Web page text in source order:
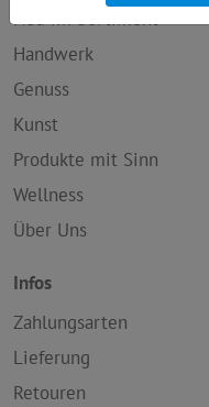
Neu im Sortiment
Handwerk
Genuss
Kunst
Produkte mit Sinn
Wellness
Über Uns
Infos
Zahlungsarten
Lieferung
Retouren